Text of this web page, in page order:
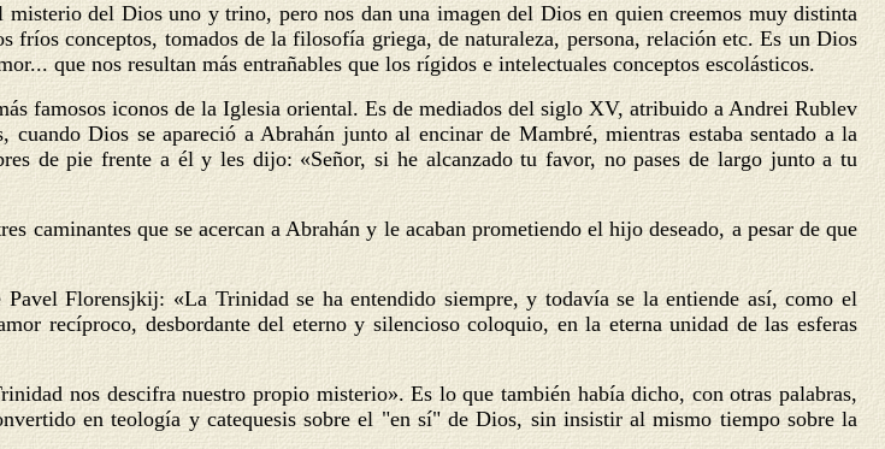
del Dios uno y trino, pero nos dan una imagen del Dios en quien creemos muy distinta
conceptos, tomados de la filosofía griega, de naturaleza, persona, relación etc. Es un Dios
que nos resultan más entrañables que los rígidos e intelectuales conceptos escolásticos.
famosos iconos de la Iglesia oriental. Es de mediados del siglo XV, atribuido a Andrei Rublev
Dios se apareció a Abrahán junto al encinar de Mambré, mientras estaba sentado a la
de pie frente a él y les dijo: «Señor, si he alcanzado tu favor, no pases de largo junto a tu
que se acercan a Abrahán y le acaban prometiendo el hijo deseado, a pesar de que
Florensjkij: «La Trinidad se ha entendido siempre, y todavía se la entiende así, como el
recíproco, desbordante del eterno y silencioso coloquio, en la eterna unidad de las esferas
nos descifra nuestro propio misterio». Es lo que también había dicho, con otras palabras,
en teología y catequesis sobre el "en sí" de Dios, sin insistir al mismo tiempo sobre la